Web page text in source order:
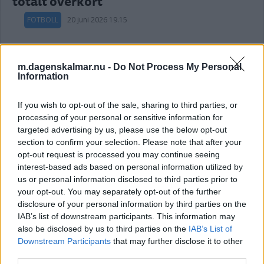
m.dagenskalmar.nu - Do Not Process My Personal
Information
If you wish to opt-out of the sale, sharing to third parties, or
processing of your personal or sensitive information for
targeted advertising by us, please use the below opt-out
section to confirm your selection. Please note that after your
opt-out request is processed you may continue seeing
interest-based ads based on personal information utilized by
us or personal information disclosed to third parties prior to
your opt-out. You may separately opt-out of the further
disclosure of your personal information by third parties on the
IAB’s list of downstream participants. This information may
also be disclosed by us to third parties on the IAB’s List of
Downstream Participants that may further disclose it to other
FOTBOLL 20 juni 2026 19.15
Annons:
Avsändare: Centerpartiet i Kalmar län
Läs mer här
DRÖMSTART FÖR SVERIGE – VANN
STORT MOT TUNISIEN
FOTBOLL 15 juni 2026 04.55